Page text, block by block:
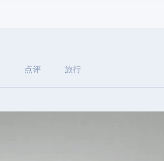
点评 旅行